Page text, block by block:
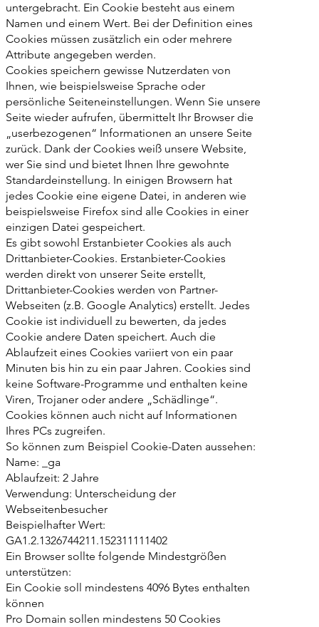
untergebracht. Ein Cookie besteht aus einem
Namen und einem Wert. Bei der Definition eines
Cookies müssen zusätzlich ein oder mehrere
Attribute angegeben werden.
Cookies speichern gewisse Nutzerdaten von
Ihnen, wie beispielsweise Sprache oder
persönliche Seiteneinstellungen. Wenn Sie unsere
Seite wieder aufrufen, übermittelt Ihr Browser die
„userbezogenen“ Informationen an unsere Seite
zurück. Dank der Cookies weiß unsere Website,
wer Sie sind und bietet Ihnen Ihre gewohnte
Standardeinstellung. In einigen Browsern hat
jedes Cookie eine eigene Datei, in anderen wie
beispielsweise Firefox sind alle Cookies in einer
einzigen Datei gespeichert.
Es gibt sowohl Erstanbieter Cookies als auch
Drittanbieter-Cookies. Erstanbieter-Cookies
werden direkt von unserer Seite erstellt,
Drittanbieter-Cookies werden von Partner-
Webseiten (z.B. Google Analytics) erstellt. Jedes
Cookie ist individuell zu bewerten, da jedes
Cookie andere Daten speichert. Auch die
Ablaufzeit eines Cookies variiert von ein paar
Minuten bis hin zu ein paar Jahren. Cookies sind
keine Software-Programme und enthalten keine
Viren, Trojaner oder andere „Schädlinge“.
Cookies können auch nicht auf Informationen
Ihres PCs zugreifen.
So können zum Beispiel Cookie-Daten aussehen:
Name: _ga
Ablaufzeit: 2 Jahre
Verwendung: Unterscheidung der
Webseitenbesucher
Beispielhafter Wert:
GA1.2.1326744211.152311111402
Ein Browser sollte folgende Mindestgrößen
unterstützen:
Ein Cookie soll mindestens 4096 Bytes enthalten
können
Pro Domain sollen mindestens 50 Cookies